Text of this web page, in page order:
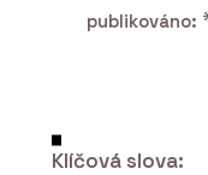
publikováno:
Klíčová slova: